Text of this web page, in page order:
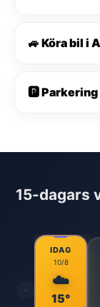
🚙 Köra bil i
🅿️ Parkering
15-dagars
‹
IDAG
10/8
☁️
15°